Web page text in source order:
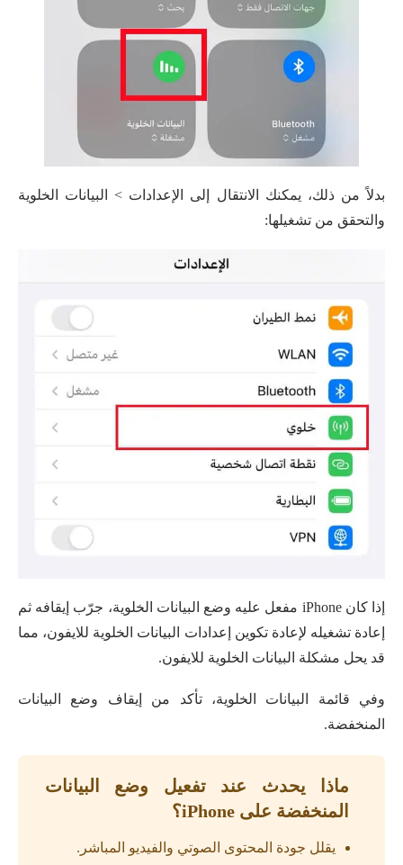
بدلاً من ذلك، يمكنك الانتقال إلى الإعدادات > البيانات الخلوية
والتحقق من تشغيلها:
إذا كان iPhone مفعل عليه وضع البيانات الخلوية، جرّب إيقافه ثم
إعادة تشغيله لإعادة تكوين إعدادات البيانات الخلوية للايفون، مما
قد يحل مشكلة البيانات الخلوية للايفون.
وفي قائمة البيانات الخلوية، تأكد من إيقاف وضع البيانات
المنخفضة.
ماذا يحدث عند تفعيل وضع البيانات
المنخفضة على iPhone؟
يقلل جودة المحتوى الصوتي والفيديو المباشر.